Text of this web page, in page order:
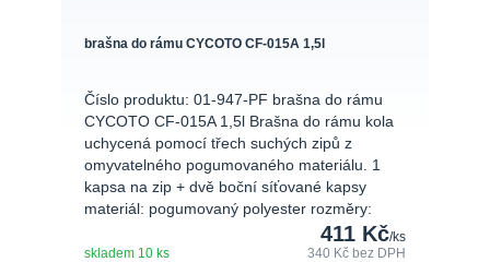
brašna do rámu CYCOTO CF-015A 1,5l
Číslo produktu: 01-947-PF brašna do rámu
CYCOTO CF-015A 1,5l Brašna do rámu kola
uchycená pomocí třech suchých zipů z
omyvatelného pogumovaného materiálu. 1
kapsa na zip + dvě boční síťované kapsy
materiál: pogumovaný polyester rozměry:
411 Kč/ks
340 Kčbez DPH
skladem 10 ks